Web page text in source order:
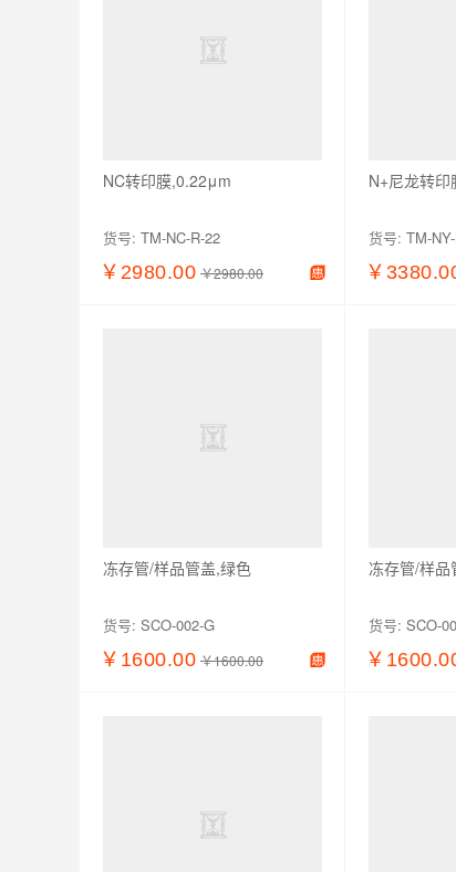
NC转印膜,0.22μm
货号: TM-NC-R-22
￥2980.00 ￥2980.00
N+尼龙转
货号: TM-
￥
冻存管/样品管盖,绿色
货号: SCO-002-G
￥1600.00 ￥1600.00
冻存管/样品
货号: SCO-
￥